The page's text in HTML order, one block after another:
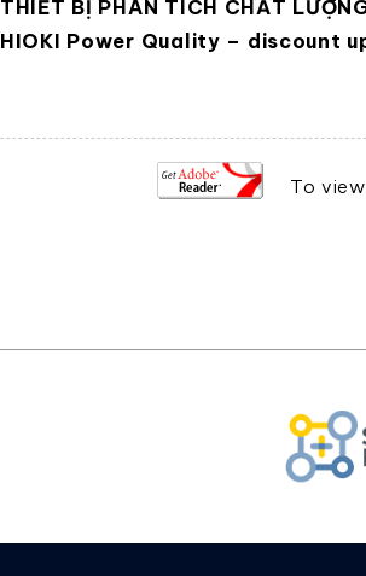
THIẾT BỊ PHÂN TÍCH CHẤT
HIOKI Power Quality – discount
To